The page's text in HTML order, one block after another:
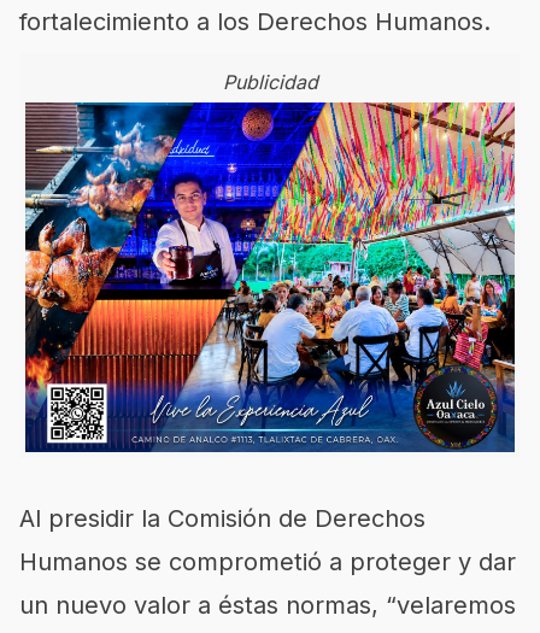
fortalecimiento a los Derechos Humanos.
Publicidad
Al presidir la Comisión de Derechos
Humanos se comprometió a proteger y dar
un nuevo valor a éstas normas, “velaremos